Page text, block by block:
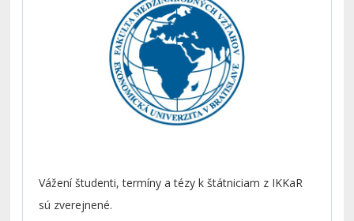
Vážení študenti, termíny a tézy k štátniciam z IKKaR
sú zverejnené.